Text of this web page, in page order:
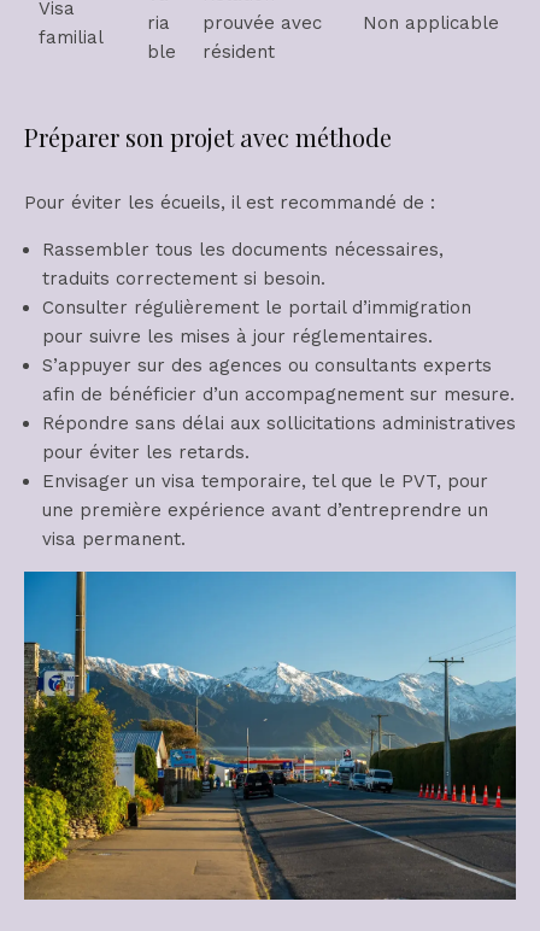
Visa
familial
ria
ble
prouvée avec
résident
Non applicable
Préparer son projet avec méthode
Pour éviter les écueils, il est recommandé de :
Rassembler tous les documents nécessaires,
traduits correctement si besoin.
Consulter régulièrement le portail d’immigration
pour suivre les mises à jour réglementaires.
S’appuyer sur des agences ou consultants experts
afin de bénéficier d’un accompagnement sur mesure.
Répondre sans délai aux sollicitations administratives
pour éviter les retards.
Envisager un visa temporaire, tel que le PVT, pour
une première expérience avant d’entreprendre un
visa permanent.